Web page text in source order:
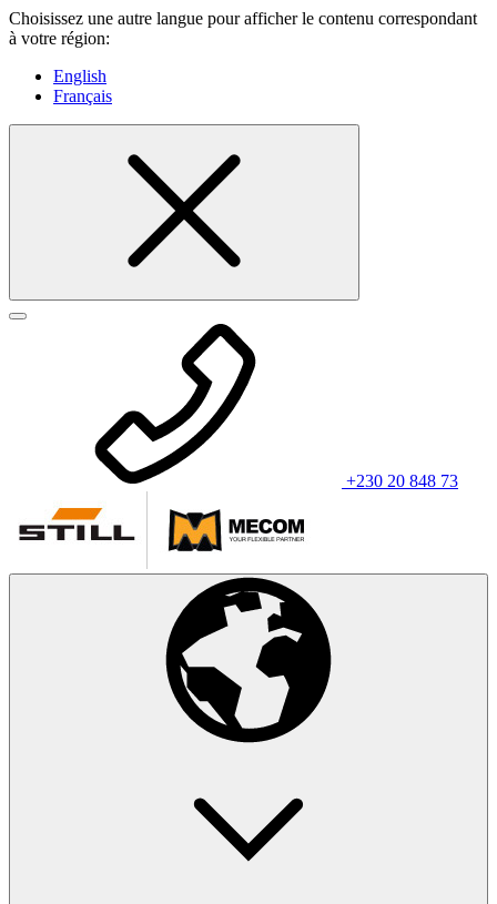
Choisissez une autre langue pour afficher le contenu correspondant
à votre région:
English
Français
+230 20 848 73